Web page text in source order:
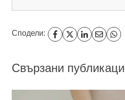
Сподели:
Свързани